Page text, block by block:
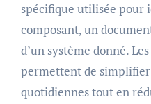
spécifique utilisée
composant, un
d’un système donné.
permettent de
quotidiennes tout en